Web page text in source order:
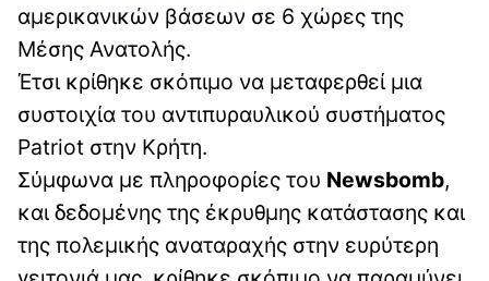
αμερικανικών βάσεων σε 6 χώρες της
Μέσης Ανατολής.
Έτσι κρίθηκε σκόπιμο να μεταφερθεί μια
συστοιχία του αντιπυραυλικού συστήματος
Patriot στην Κρήτη.
Σύμφωνα με πληροφορίες του Newsbomb,
και δεδομένης της έκρυθμης κατάστασης και
της πολεμικής αναταραχής στην ευρύτερη